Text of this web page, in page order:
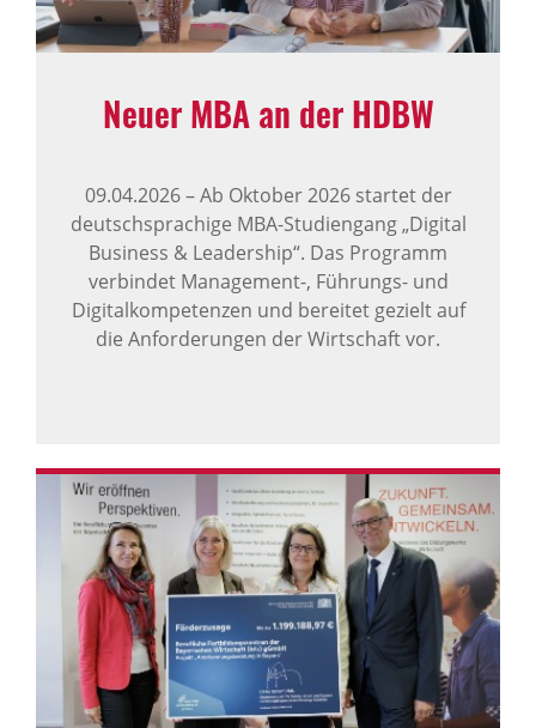
Neuer MBA an der HDBW
09.04.2026–Ab Oktober 2026 startet der
deutschsprachige MBA-Studiengang „Digital
Business & Leadership“. Das Programm
verbindet Management-, Führungs- und
Digitalkompetenzen und bereitet gezielt auf
die Anforderungen der Wirtschaft vor.